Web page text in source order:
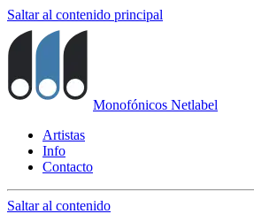
Saltar al contenido principal
Monofónicos Netlabel
Artistas
Info
Contacto
Saltar al contenido